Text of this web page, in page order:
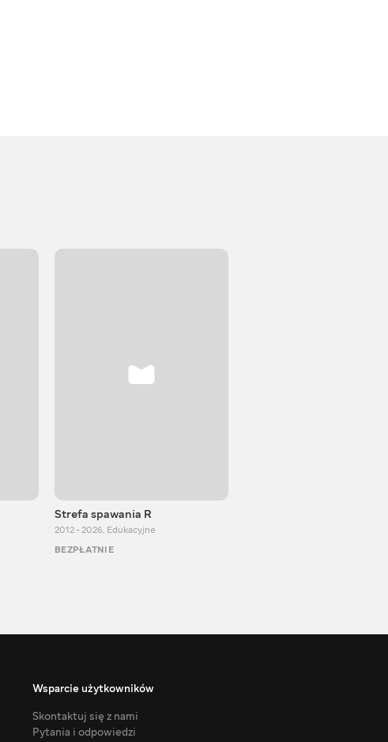
Strefa spawania R
2012 - 2026, Edukacyjne
BEZPŁATNIE
Wsparcie użytkowników
Skontaktuj się z nami
Pytania i odpowiedzi